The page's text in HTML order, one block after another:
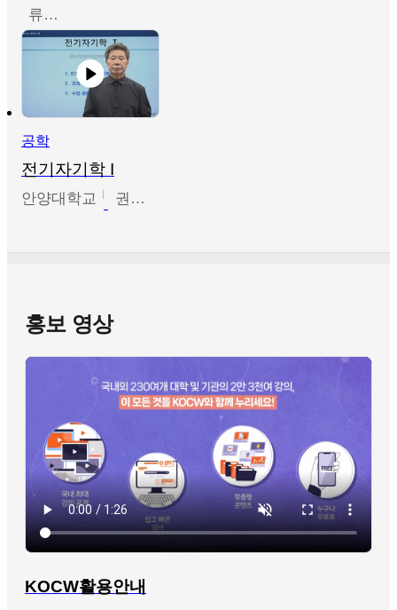
류영철
공학
전기자기학 I
안양대학교 권원현
홍보 영상
KOCW활용안내